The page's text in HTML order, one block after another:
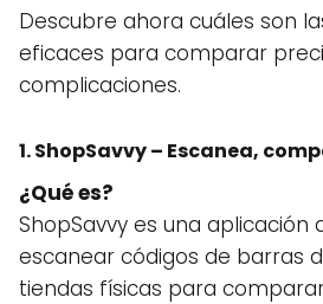
Descubre ahora cuáles son
eficaces para comparar
complicaciones.
1. ShopSavvy – Escanea,
¿Qué es?
ShopSavvy es una aplicación
escanear códigos de barras
tiendas físicas para